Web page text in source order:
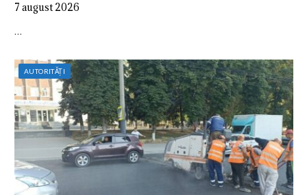
7 august 2026
…
AUTORITĂȚI